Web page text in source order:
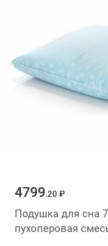
4799.20 ₽
Подушка для сна 70х70 из тика